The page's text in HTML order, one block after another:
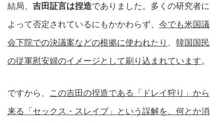
結局、 吉田証言は捏造でありました。多くの研究者に
よって否定されているにもかかわらず、 今でも米国議
会下院での決議案などの根拠に使われたり 、 韓国国民
の従軍慰安婦のイメージとして刷り込まれています。
ですから、 この吉田の捏造である「ドレイ狩り」から
来る「セックス・スレイブ」という誤解を、何とか消